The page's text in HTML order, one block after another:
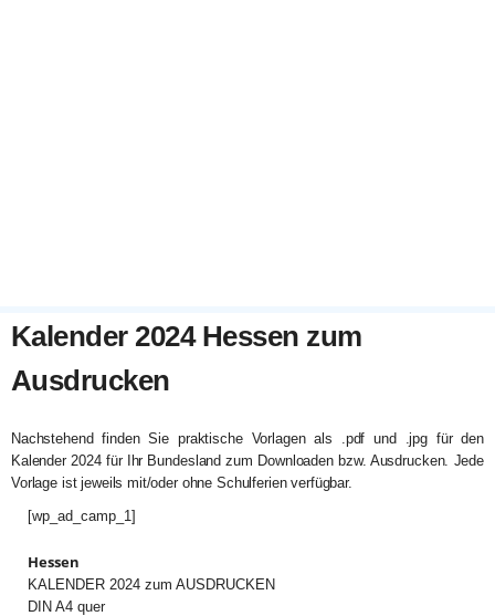
Kalender 2024 Hessen zum
Ausdrucken
Nachstehend finden Sie praktische Vorlagen als .pdf und .jpg für den
Kalender 2024 für Ihr Bundesland zum Downloaden bzw. Ausdrucken. Jede
Vorlage ist jeweils mit/oder ohne Schulferien verfügbar.
[wp_ad_camp_1]
Hessen
KALENDER 2024 zum AUSDRUCKEN
DIN A4 quer